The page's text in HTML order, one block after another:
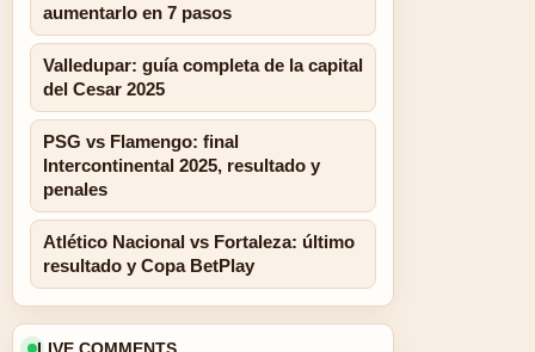
aumentarlo en 7 pasos
Valledupar: guía completa de la capital
del Cesar 2025
PSG vs Flamengo: final
Intercontinental 2025, resultado y
penales
Atlético Nacional vs Fortaleza: último
resultado y Copa BetPlay